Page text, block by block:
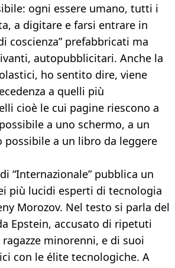
ogni essere umano, tutti i
a digitare e farsi entrare in
coscienza” prefabbricati ma
autopubblicitari. Anche la
ho sentito dire, viene
a quelli più
cioè le cui pagine riescono a
a uno schermo, a un
possibile a un libro da leggere
“Internazionale” pubblica un
più lucidi esperti di tecnologia
Morozov. Nel testo si parla del
Epstein, accusato di ripetuti
minorenni, e di suoi
con le élite tecnologiche. A